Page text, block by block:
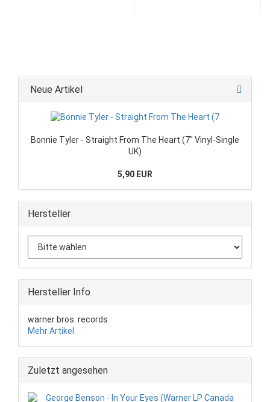
Neue Artikel
Bonnie Tyler - Straight From The Heart (7" Vinyl-Single
UK)
5,90 EUR
Hersteller
Hersteller Info
warner bros. records
Mehr Artikel
Zuletzt angesehen